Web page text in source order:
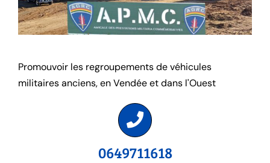
Promouvoir les regroupements de véhicules
militaires anciens, en Vendée et dans l'Ouest
0649711618